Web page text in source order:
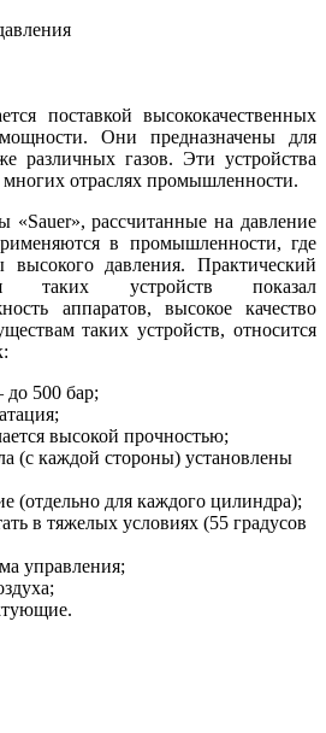
поставкой высококачественных
Они предназначены для
различных газов. Эти устройства
отраслях промышленности.
рассчитанные на давление
в промышленности, где
высокого давления. Практический
таких устройств показал
аппаратов, высокое качество
таких устройств, относится
до 500 бар;
высокой прочностью;
(с каждой стороны) установлены
(отдельно для каждого цилиндра);
в тяжелых условиях (55 градусов
управления;